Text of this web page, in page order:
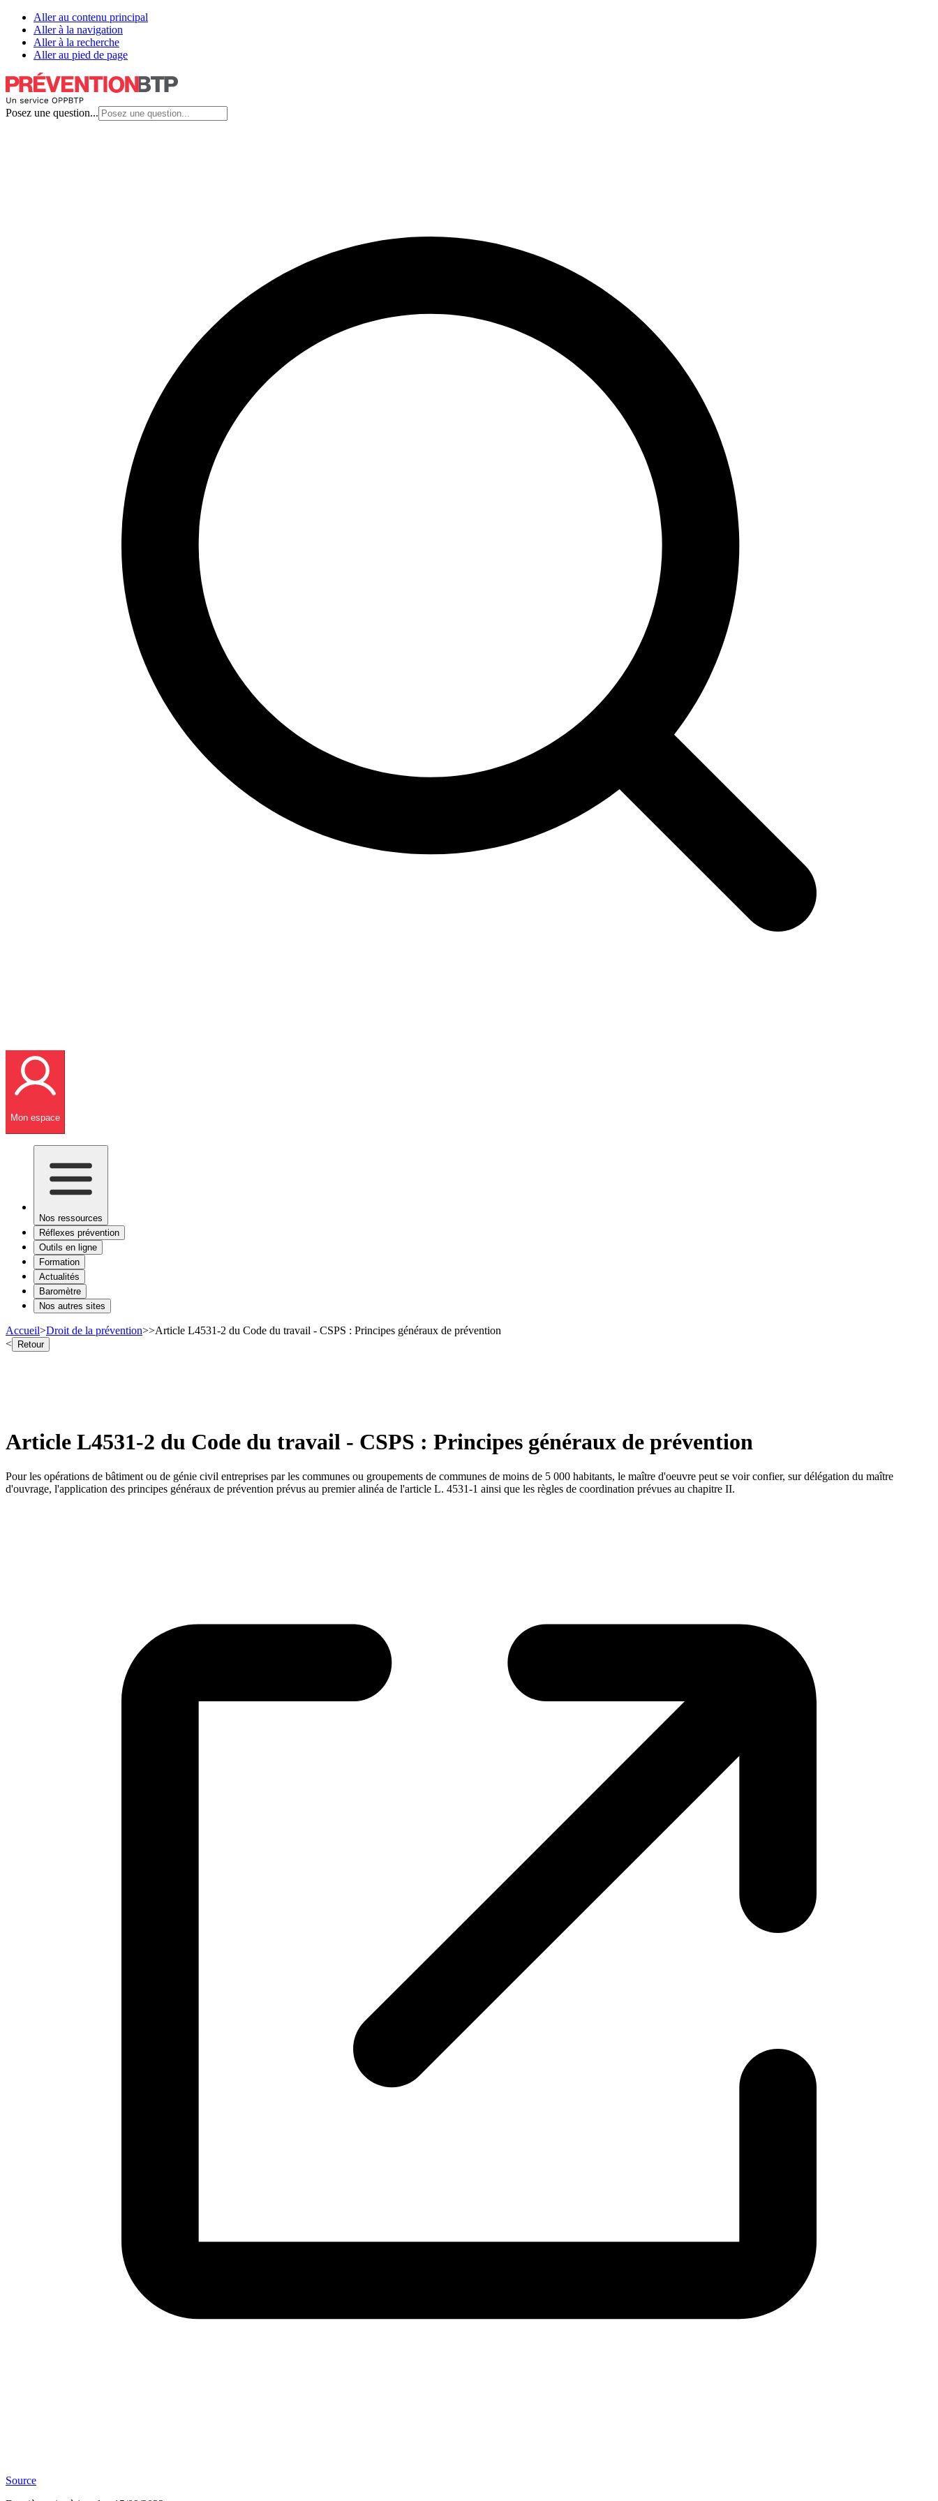
Aller au contenu principal
Aller à la navigation
Aller à la recherche
Aller au pied de page
Posez une question...
Mon espace
Nos ressources
Réflexes prévention
Outils en ligne
Formation
Actualités
Baromètre
Nos autres sites
Accueil>Droit de la prévention>>Article L4531-2 du Code du travail - CSPS : Principes généraux de prévention
< Retour
Article L4531-2 du Code du travail - CSPS : Principes généraux de prévention
Pour les opérations de bâtiment ou de génie civil entreprises par les communes ou groupements de communes de moins de 5 000 habitants, le maître d'oeuvre peut se voir confier, sur délégation du maître
d'ouvrage, l'application des principes généraux de prévention prévus au premier alinéa de l'article L. 4531-1 ainsi que les règles de coordination prévues au chapitre II.
Source